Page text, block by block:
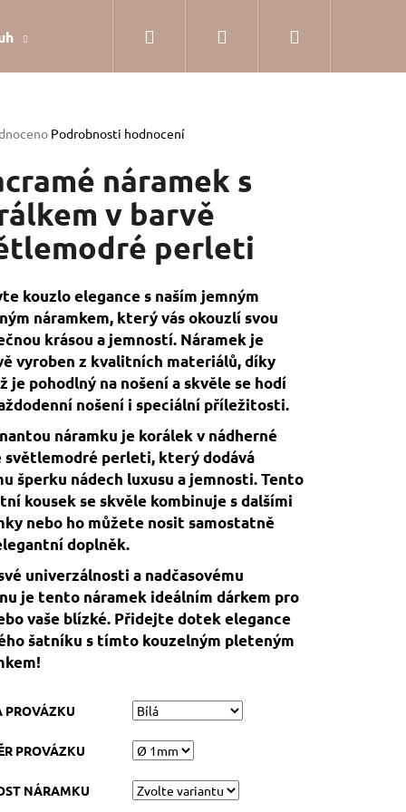
Dárkové balení Hodnocení obchodu
Přihlášení
Podrobnosti hodnocení
náramek s
v barvě
perleti
kouzlo elegance s naším jemným
náramkem, který vás okouzlí svou
krásou a jemností. Náramek je
vyroben z kvalitních materiálů, díky
je pohodlný na nošení a skvěle se hodí
nošení i speciální příležitosti.
náramku je korálek v nádherné
světlemodré perleti, který dodává
šperku nádech luxusu a jemnosti. Tento
kousek se skvěle kombinuje s dalšími
nebo ho můžete nosit samostatně
doplněk.
univerzálnosti a nadčasovému
je tento náramek ideálním dárkem pro
vaše blízké. Přidejte dotek elegance
šatníku s tímto kouzelným pleteným
PROVÁZKU
PROVÁZKU
NÁRAMKU